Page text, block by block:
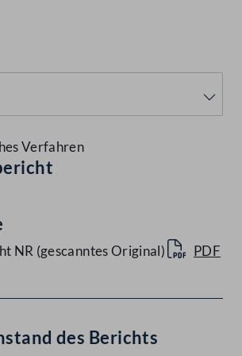
Verfahren
NR (gescanntes Original) PDF
des Berichts